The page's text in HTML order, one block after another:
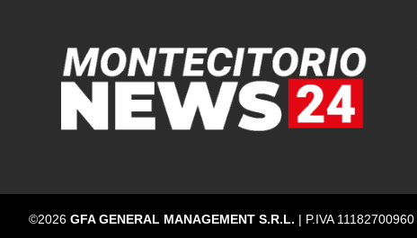
©2026 GFA GENERAL MANAGEMENT S.R.L. | P.IVA 11182700960